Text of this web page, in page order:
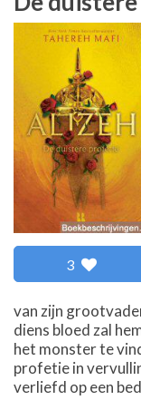
3
van zijn
diens bloed zal
het monster te
profetie in
verliefd op een